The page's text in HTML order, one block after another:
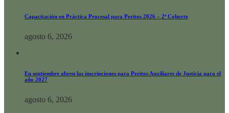
Capacitación en Práctica Procesal para Peritos 2026 – 2ª Cohorte
agosto 6, 2026
En septiembre abren las inscripciones para Peritos Auxiliares de Justicia para el
año 2027
agosto 6, 2026